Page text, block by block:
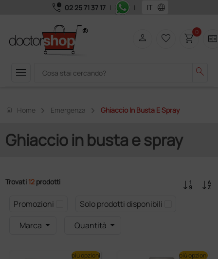
call_quality 02 25 71 37 17 | | language
menu search
person favorite_border shopping_cart0 two_pager
home Home Emergenza Ghiaccio In Busta E Spray
Ghiaccio in busta e spray
Trovati 12 prodotti
Promozioni
Solo prodotti disponibili
Marca
Quantità
più opzioni più opzioni